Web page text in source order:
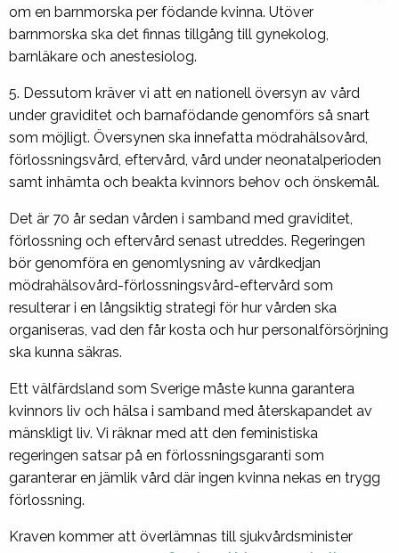
om en barnmorska per födande kvinna. Utöver
barnmorska ska det finnas tillgång till gynekolog,
barnläkare och anestesiolog.
5. Dessutom kräver vi att en nationell översyn av vård
under graviditet och barnafödande genomförs så snart
som möjligt. Översynen ska innefatta mödrahälsovård,
förlossningsvård, eftervård, vård under neonatalperioden
samt inhämta och beakta kvinnors behov och önskemål.
Det är 70 år sedan vården i samband med graviditet,
förlossning och eftervård senast utreddes. Regeringen
bör genomföra en genomlysning av vårdkedjan
mödrahälsovård-förlossningsvård-eftervård som
resulterar i en långsiktig strategi för hur vården ska
organiseras, vad den får kosta och hur personalförsörjning
ska kunna säkras.
Ett välfärdsland som Sverige måste kunna garantera
kvinnors liv och hälsa i samband med återskapandet av
mänskligt liv. Vi räknar med att den feministiska
regeringen satsar på en förlossningsgaranti som
garanterar en jämlik vård där ingen kvinna nekas en trygg
förlossning.
Kraven kommer att överlämnas till sjukvårdsminister